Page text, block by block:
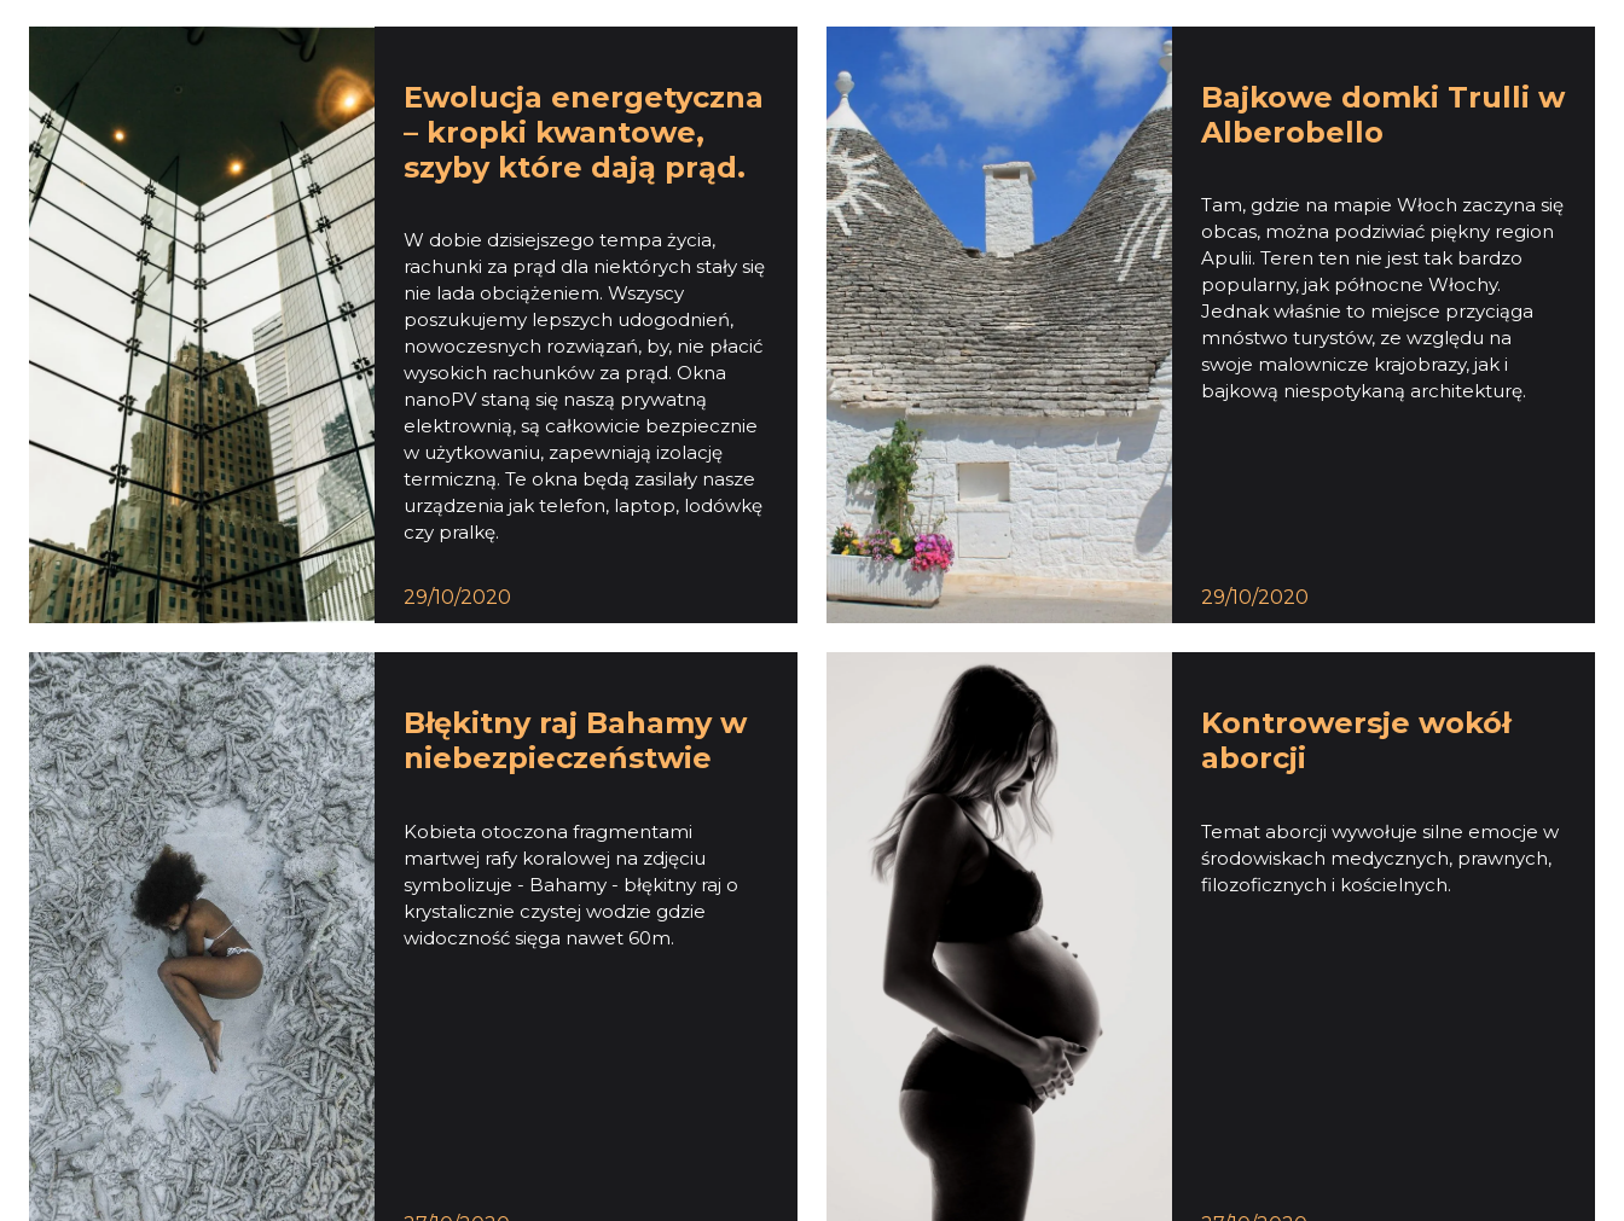
Ewolucja energetyczna
– kropki kwantowe,
szyby które dają prąd.
W dobie dzisiejszego tempa życia,
rachunki za prąd dla niektórych stały się
nie lada obciążeniem. Wszyscy
poszukujemy lepszych udogodnień,
nowoczesnych rozwiązań, by, nie płacić
wysokich rachunków za prąd. Okna
nanoPV staną się naszą prywatną
elektrownią, są całkowicie bezpiecznie
w użytkowaniu, zapewniają izolację
termiczną. Te okna będą zasilały nasze
urządzenia jak telefon, laptop, lodówkę
czy pralkę.
29/10/2020
Bajkowe domki Trulli w
Alberobello
Tam, gdzie na mapie Włoch zaczyna się
obcas, można podziwiać piękny region
Apulii. Teren ten nie jest tak bardzo
popularny, jak północne Włochy.
Jednak właśnie to miejsce przyciąga
mnóstwo turystów, ze względu na
swoje malownicze krajobrazy, jak i
bajkową niespotykaną architekturę.
29/10/2020
Błękitny raj Bahamy w
niebezpieczeństwie
Kobieta otoczona fragmentami
martwej rafy koralowej na zdjęciu
symbolizuje - Bahamy - błękitny raj o
krystalicznie czystej wodzie gdzie
widoczność sięga nawet 60m.
Kontrowersje wokół
aborcji
Temat aborcji wywołuje silne emocje w
środowiskach medycznych, prawnych,
filozoficznych i kościelnych.